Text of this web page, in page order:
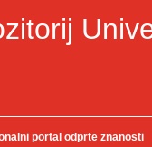
portal odprte znanosti